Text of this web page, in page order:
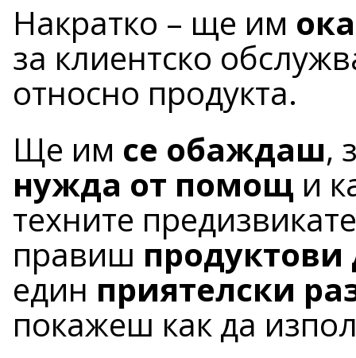
Накратко – ще им
за клиентско
относно продукта.
Ще им се обаждаш,
нужда от помощ и
техните
правиш продуктови
един приятелски
покажеш как да